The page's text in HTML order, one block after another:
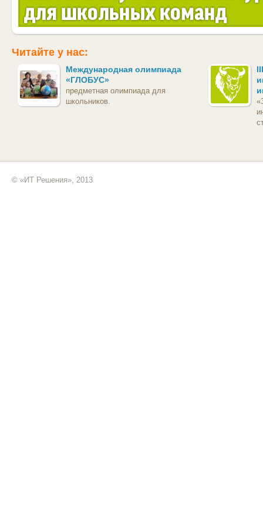
Читайте у нас:
Международная олимпиада
«ГЛОБУС»
предметная олимпиада для
школьников.
© «ИТ Решения», 2013